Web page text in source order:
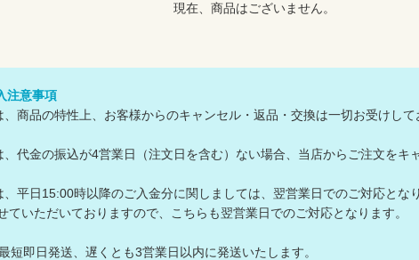
現在、商品はございません。
注意事項
商品の特性上、お客様からのキャンセル・返品・交換は一切お受けして
代金の振込が4営業日（注文日を含む）ない場合、当店からご注文をキ
平日15:00時以降のご入金分に関しましては、翌営業日でのご対応となり
いただいておりますので、こちらも翌営業日でのご対応となります。
短即日発送、遅くとも3営業日以内に発送いたします。